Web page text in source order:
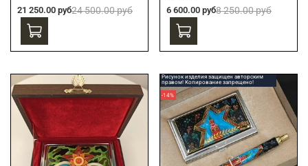
21 250.00 руб24 500.00 руб 6 600.00 руб8 250.00 руб
Рисунок изделия защищен авторским
правом! Копирование запрещено!
-14%